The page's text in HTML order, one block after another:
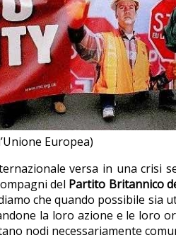
Europea)
versa in una crisi
del Partito Britannico
che quando possibile
la loro azione e le loro
nodi necessariamente